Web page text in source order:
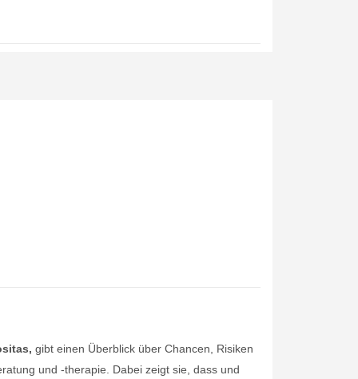
gibt einen Überblick über Chancen, Risiken
und -therapie. Dabei zeigt sie, dass und